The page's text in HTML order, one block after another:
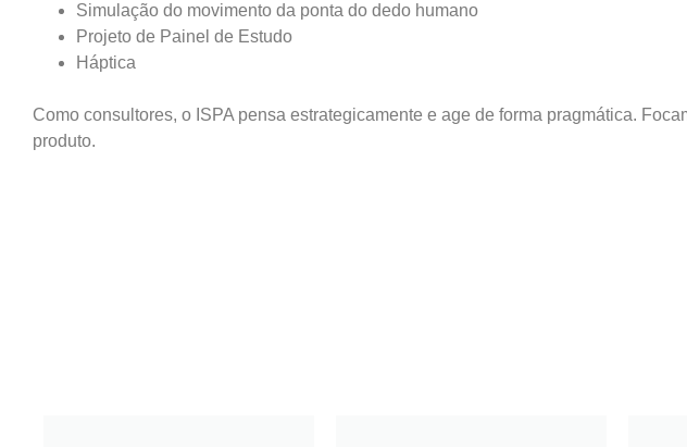
Simulação do movimento da ponta do dedo humano
Projeto de Painel de Estudo
Háptica
Como consultores, o ISPA pensa estrategicamente e age de forma pragmática.
produto.